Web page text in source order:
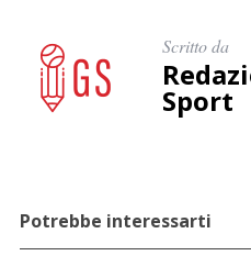
Scritto da
Sport
Potrebbe interessarti